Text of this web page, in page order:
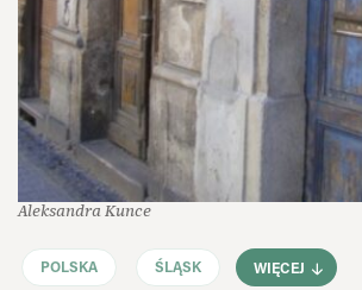
Aleksandra Kunce
POLSKA ŚLĄSK WIĘCEJ